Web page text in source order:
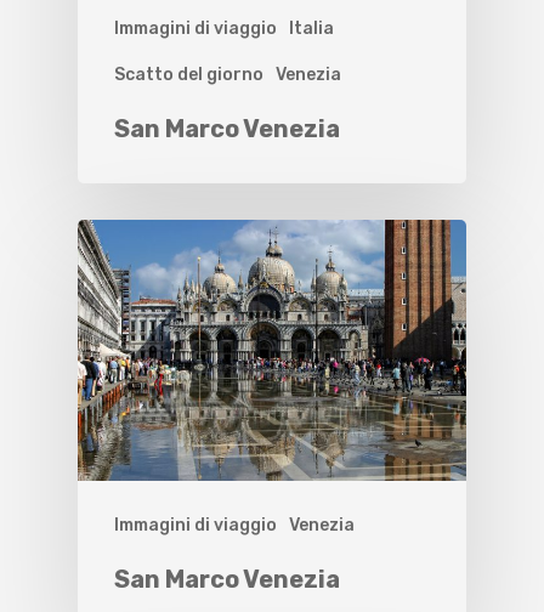
Immagini di viaggio Italia
Scatto del giorno Venezia
San Marco Venezia
Immagini di viaggio Venezia
San Marco Venezia